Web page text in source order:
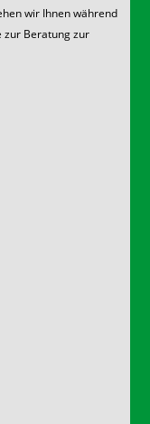
wir Ihnen während
zur Beratung zur